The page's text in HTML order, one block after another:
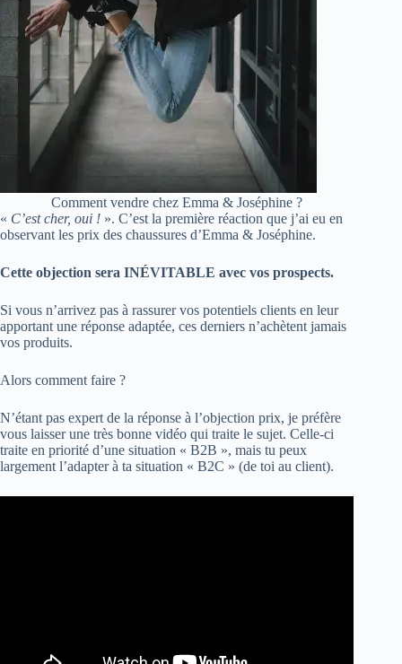
Comment vendre chez Emma & Joséphine ?
« C’est cher, oui ! ». C’est la première réaction que j’ai eu en
observant les prix des chaussures d’Emma & Joséphine.
Cette objection sera INÉVITABLE avec vos prospects.
Si vous n’arrivez pas à rassurer vos potentiels clients en leur
apportant une réponse adaptée, ces derniers n’achètent jamais
vos produits.
Alors comment faire ?
N’étant pas expert de la réponse à l’objection prix, je préfère
vous laisser une très bonne vidéo qui traite le sujet. Celle-ci
traite en priorité d’une situation « B2B », mais tu peux
largement l’adapter à ta situation « B2C » (de toi au client).